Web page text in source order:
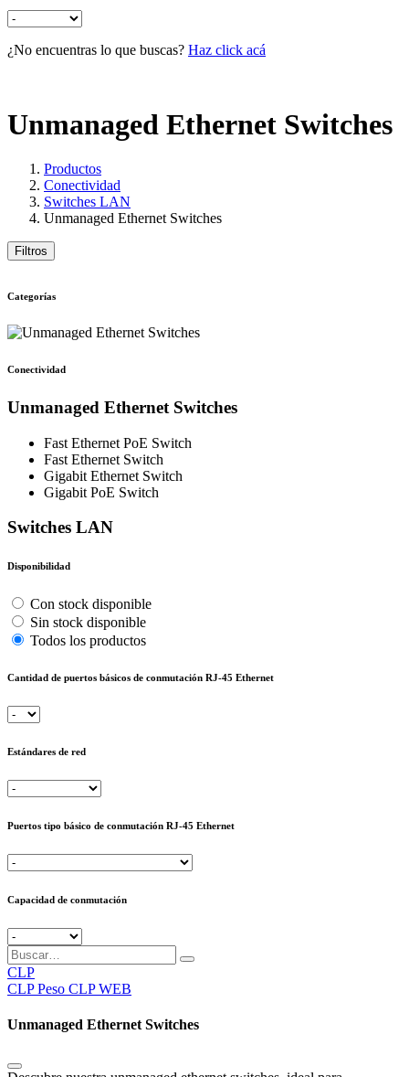
¿No encuentras lo que buscas? Haz click acá
Unmanaged Ethernet Switches
Productos
Conectividad
Switches LAN
Unmanaged Ethernet Switches
Filtros
Categorías
Conectividad
Unmanaged Ethernet Switches
Fast Ethernet PoE Switch
Fast Ethernet Switch
Gigabit Ethernet Switch
Gigabit PoE Switch
Switches LAN
Disponibilidad
Con stock disponible
Sin stock disponible
Todos los productos
Cantidad de puertos básicos de conmutación RJ-45 Ethernet
Estándares de red
Puertos tipo básico de conmutación RJ-45 Ethernet
Capacidad de conmutación
CLP
CLP Peso CLP WEB
Unmanaged Ethernet Switches